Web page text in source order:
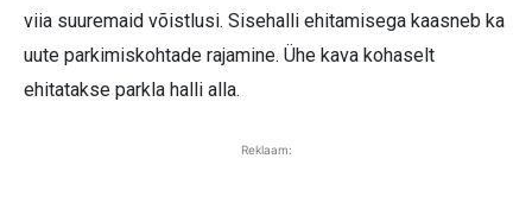
viia suuremaid võistlusi. Sisehalli ehitamisega kaasneb ka
uute parkimiskohtade rajamine. Ühe kava kohaselt
ehitatakse parkla halli alla.
Reklaam: